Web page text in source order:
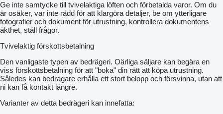
Ge inte samtycke till tvivelaktiga löften och förbetalda varor. Om du
är osäker, var inte rädd för att klargöra detaljer, be om ytterligare
fotografier och dokument för utrustning, kontrollera dokumentens
äkthet, ställ frågor.
Tvivelaktig förskottsbetalning
Den vanligaste typen av bedrägeri. Oärliga säljare kan begära en
viss förskottsbetalning för att "boka" din rätt att köpa utrustning.
Således kan bedragare erhålla ett stort belopp och försvinna, utan att
ni kan få kontakt längre.
Varianter av detta bedrägeri kan innefatta: